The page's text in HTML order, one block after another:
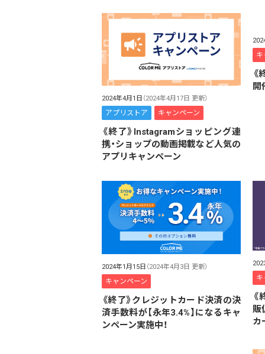
2024年4月1日 （2024年4月17日 更新）
アプリストア キャンペーン
《終了》Instagramショッピング連
携・ショップの動画掲載など人気の
アプリキャンペーン
キ
《
開
2024年1月15日 （2024年4月3日 更新）
キャンペーン
《終了》クレジットカード決済の決
済手数料が【永年3.4%】になるキャ
ンペーン実施中！
キ
《
販
カ